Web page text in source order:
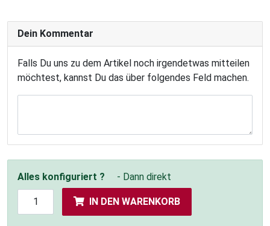
Dein Kommentar
Falls Du uns zu dem Artikel noch irgendetwas mitteilen
möchtest, kannst Du das über folgendes Feld machen.
Alles konfiguriert ? - Dann direkt
IN DEN WARENKORB